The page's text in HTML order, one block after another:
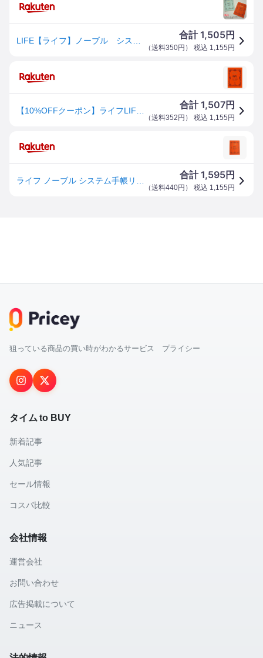
合計1,505円
（送料350円 ） 税込 1,155 円
合計1,507円
（送料352円 ） 税込 1,155 円
合計1,595円
（送料440円 ） 税込 1,155 円
狙っている商品の買い時がわかるサービス プライシー
タイム to BUY
新着記事
人気記事
セール情報
コスパ比較
会社情報
運営会社
お問い合わせ
広告掲載について
ニュース